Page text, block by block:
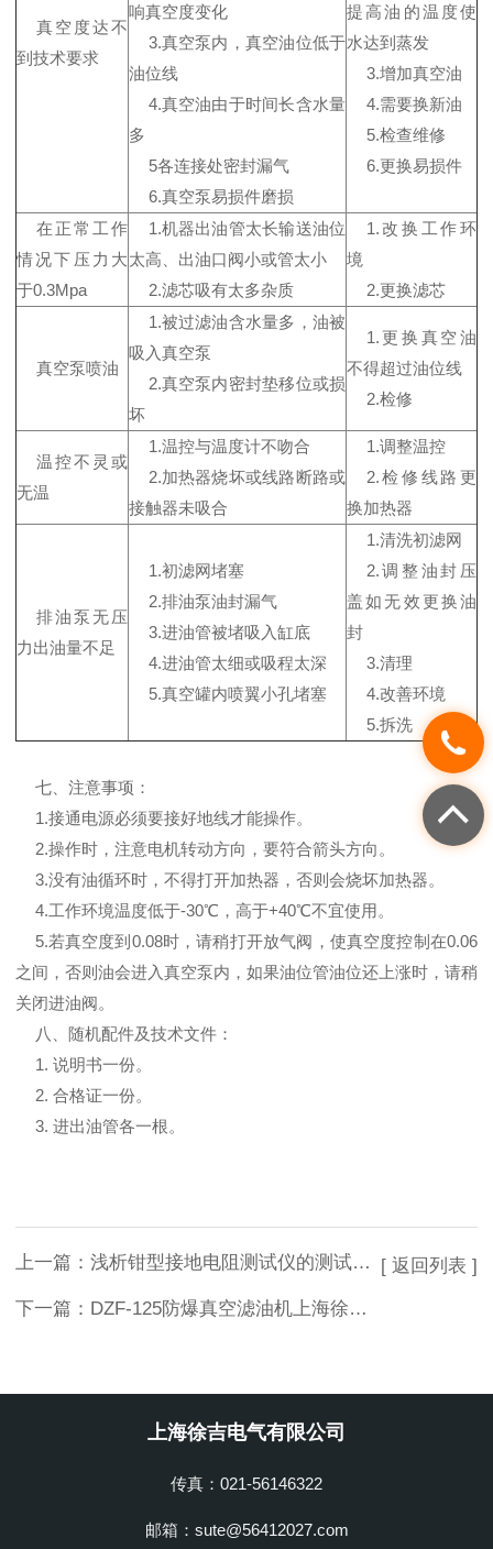
真空度达不
到技术要求
响真空度变化
3.真空泵内，真空油位低于
油位线
4.真空油由于时间长含水量
多
5各连接处密封漏气
6.真空泵易损件磨损
提高油的温度使
水达到蒸发
3.增加真空油
4.需要换新油
5.检查维修
6.更换易损件
在正常工作
情况下压力大
于0.3Mpa
1.机器出油管太长输送油位
太高、出油口阀小或管太小
2.滤芯吸有太多杂质
1.改换工作环
境
2.更换滤芯
真空泵喷油
1.被过滤油含水量多，油被
吸入真空泵
2.真空泵内密封垫移位或损
坏
1.更换真空油
不得超过油位线
2.检修
温控不灵或
无温
1.温控与温度计不吻合
2.加热器烧坏或线路断路或
接触器未吸合
1.调整温控
2.检修线路更
换加热器
排油泵无压
力出油量不足
1.初滤网堵塞
2.排油泵油封漏气
3.进油管被堵吸入缸底
4.进油管太细或吸程太深
5.真空罐内喷翼小孔堵塞
1.清洗初滤网
2.调整油封压
盖如无效更换油
封
3.清理
4.改善环境
5.拆洗
七、注意事项：
1.接通电源必须要接好地线才能操作。
2.操作时，注意电机转动方向，要符合箭头方向。
3.没有油循环时，不得打开加热器，否则会烧坏加热器。
4.工作环境温度低于-30℃，高于+40℃不宜使用。
5.若真空度到0.08时，请稍打开放气阀，使真空度控制在0.06
之间，否则油会进入真空泵内，如果油位管油位还上涨时，请稍
关闭进油阀。
八、随机配件及技术文件：
1. 说明书一份。
2. 合格证一份。
3. 进出油管各一根。
上一篇： 浅析钳型接地电阻测试仪的测试方法
下一篇： DZF-125防爆真空滤油机上海徐吉专业制造
[ 返回列表 ]
上海徐吉电气有限公司
传真：021-56146322
邮箱：sute@56412027.com